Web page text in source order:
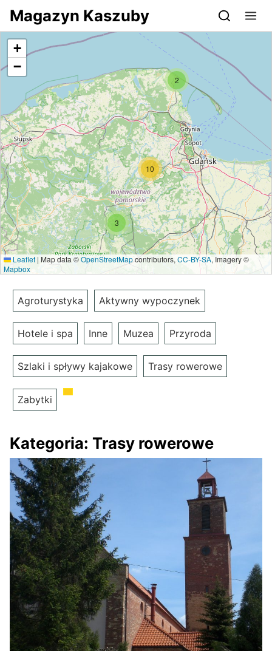
Przejdź do serwisu magazynkaszuby.pl
Magazyn Kaszuby
3
10
2
+
−
Leaflet | Map data ©OpenStreetMapcontributors, CC-BY-SA, Imagery ©
Mapbox
Agroturystyka Aktywny wypoczynek
Hotele i spa Inne Muzea Przyroda
Szlaki i spływy kajakowe Trasy rowerowe
Zabytki
Kategoria: Trasy rowerowe